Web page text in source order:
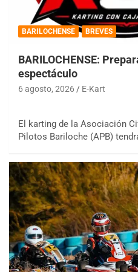
BARILOCHENSE BREVES
BARILOCHENSE:
espectáculo
6 agosto, 2026 E-Kart
El karting de la Asociación
Pilotos Bariloche (APB)